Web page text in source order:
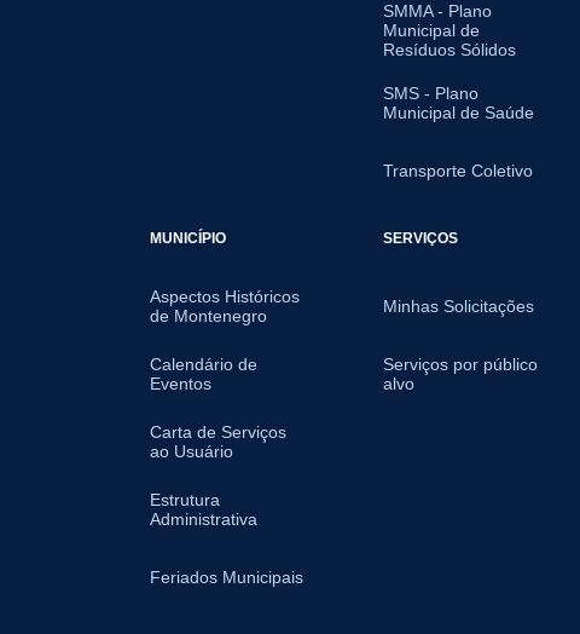
SMMA - Plano
Municipal de
Resíduos Sólidos
SMS - Plano
Municipal de Saúde
Transporte Coletivo
MUNICÍPIO
Aspectos Históricos
de Montenegro
Calendário de
Eventos
Carta de Serviços
ao Usuário
Estrutura
Administrativa
Feriados Municipais
SERVIÇOS
Minhas Solicitações
Serviços por público
alvo